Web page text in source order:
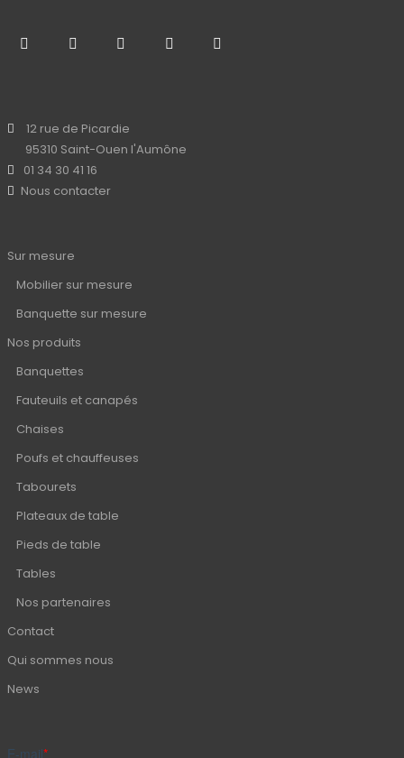
12 rue de Picardie
95310 Saint-Ouen l'Aumône
01 34 30 41 16
Nous contacter
Sur mesure
Mobilier sur mesure
Banquette sur mesure
Nos produits
Banquettes
Fauteuils et canapés
Chaises
Poufs et chauffeuses
Tabourets
Plateaux de table
Pieds de table
Tables
Nos partenaires
Contact
Qui sommes nous
News